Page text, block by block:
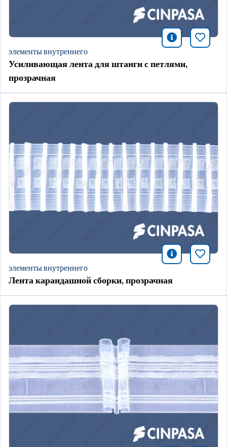
icono
элементы внутреннего
Усиливающая лента для штанги с петлями,
прозрачная
icono
элементы внутреннего
Лента карандашной сборки, прозрачная